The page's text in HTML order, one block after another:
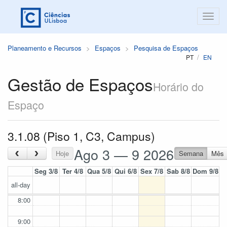
Planeamento e Recursos Espaços Pesquisa de Espaços
PT EN
Gestão de EspaçosHorário do
Espaço
3.1.08 (Piso 1, C3, Campus)
‹ › Hoje Ago 3 — 9 2026 Semana
Mês
Seg 3/8 Ter 4/8 Qua 5/8 Qui 6/8 Sex 7/8 Sab 8/8 Dom 9/8
all-day
8:00
9:00